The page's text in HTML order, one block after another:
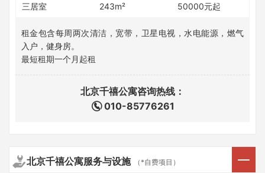
三居室 243m² 50000元起
租金包含每周两次清洁，宽带，卫星电视，水电能源，燃气
入户，健身房。
最短租期一个月起租
北京千禧公寓咨询热线：
010-85776261
北京千禧公寓服务与设施 （*自费项目）